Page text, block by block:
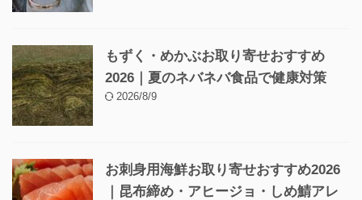
もずく・めかぶお取り寄せおすすめ
2026｜夏のネバネバ食品で健康対策
2026/8/9
お刺身用海鮮お取り寄せおすすめ2026
｜昆布締め・アヒージョ・しめ鯖アレ